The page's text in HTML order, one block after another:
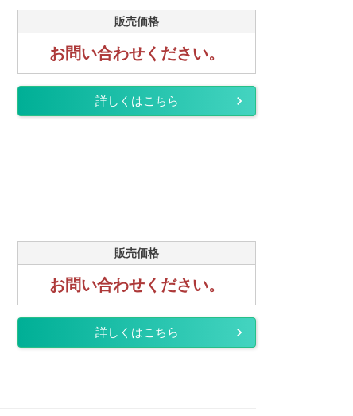
販売価格
お問い合わせください。
詳しくはこちら
販売価格
お問い合わせください。
詳しくはこちら